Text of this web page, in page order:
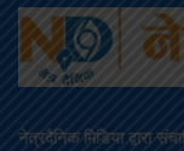
नेत्रदैनिक मिडिया द्वारा